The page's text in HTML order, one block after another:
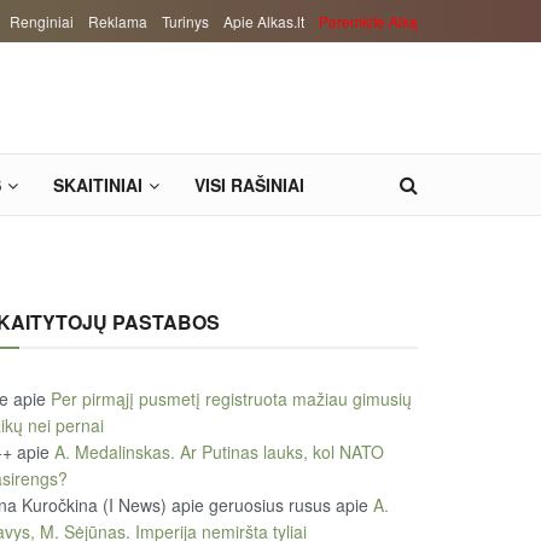
Renginiai Reklama Turinys Apie Alkas.lt Paremkite Alką
SKAITINIAI VISI RAŠINIAI
PASTABOS
apie Per pirmąjį pusmetį registruota mažiau gimusių
nei pernai
apie A. Medalinskas. Ar Putinas lauks, kol NATO
Kuročkina (I News) apie geruosius rusus apie A.
M. Sėjūnas. Imperija nemiršta tyliai